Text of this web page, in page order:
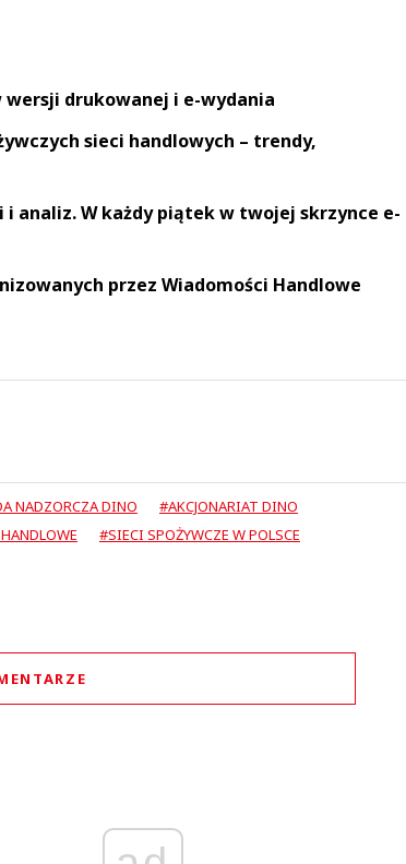
wersji drukowanej i e-wydania
sieci handlowych – trendy,
analiz. W każdy piątek w twojej skrzynce e-
przez Wiadomości Handlowe
NADZORCZA DINO
#AKCJONARIAT DINO
#SIECI SPOŻYWCZE W POLSCE